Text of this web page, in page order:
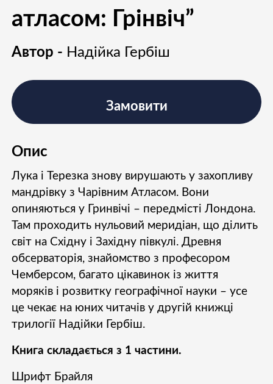
атласом: Грінвіч”
Автор - Надійка Гербіш
Опис
Лука і Терезка знову вирушають у захопливу
мандрівку з Чарівним Атласом. Вони
опиняються у Гринвічі – передмісті Лондона.
Там проходить нульовий меридіан, що ділить
світ на Східну і Західну півкулі. Древня
обсерваторія, знайомство з професором
Чемберсом, багато цікавинок із життя
моряків і розвитку географічної науки – усе
це чекає на юних читачів у другій книжці
трилогії Надійки Гербіш.
Книга складається з 1 частини.
Шрифт Брайля
Замовити